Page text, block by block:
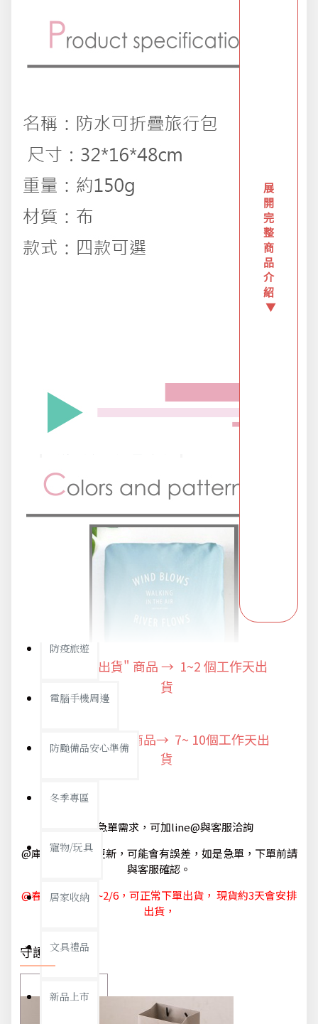
團購區-買越多省越多
布置專區
旅行實用好物
浪漫好禮
父親節專頁
畢業狂歡季
防疫旅遊
電腦手機周邊
防颱備品安心準備
冬季專區
寵物/玩具
居家收納
文具禮品
新品上市
展
開
完
整
商
品
介
紹
▼
"快速出貨" 商品 → 1~2 個工作天出
貨
"預購商品" 商品→ 7~ 10個工作天出
貨
@如有急單需求，可加line@與客服洽詢
@庫存狀態隨時更新，可能會有誤差，如是急單，下單前請
與客服確認。
@春節休節 1/29~2/6，可正常下單出貨， 現貨約3天會安排
出貨，
守護你我